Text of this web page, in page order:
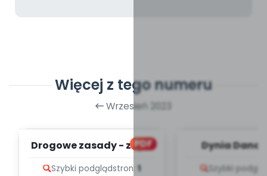
Więcej z tego numeru
Wrzesień 2023
PDF
Drogowe zasady - zapis
Szybki podglądstron: 1
Dynia Dana
Szybki